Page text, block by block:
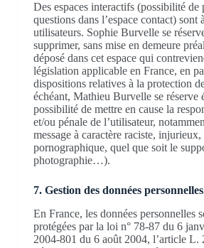
Des espaces interactifs (possibilité de
questions dans l’espace contact) sont
utilisateurs. Sophie Burvelle se
supprimer, sans mise en demeure
déposé dans cet espace qui
législation applicable en France, en
dispositions relatives à la protection
échéant, Mathieu Burvelle se réserve
possibilité de mettre en cause la
et/ou pénale de l’utilisateur,
message à caractère raciste,
pornographique, quel que soit le
photographie…).
7. Gestion des données
En France, les données personnelles
protégées par la loi n° 78-87 du 6
2004-801 du 6 août 2004, l’article L.